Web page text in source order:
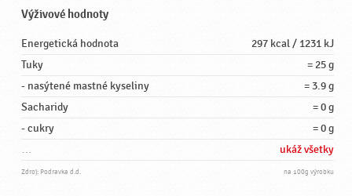
Výživové hodnoty
Energetická hodnota
297 kcal / 1231 kJ
Tuky
= 25 g
- nasýtené mastné kyseliny
= 3.9 g
Sacharidy
= 0 g
- cukry
= 0 g
…
ukáž všetky
Zdroj: Podravka d.d. na 100g výrobku